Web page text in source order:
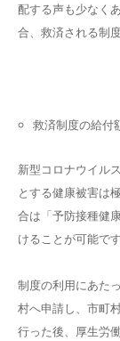
配する声も少なく
合、救済される制
救済制度の給付
新型コロナウイル
とする健康被害は
合は「予防接種健
けることが可能です
制度の利用にあた
村へ申請し、市町
行った後、厚生労